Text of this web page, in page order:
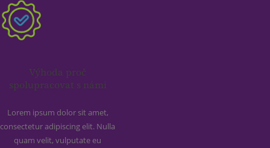
Výhoda proč
spolupracovat s námi
Lorem ipsum dolor sit amet,
consectetur adipiscing elit. Nulla
quam velit, vulputate eu